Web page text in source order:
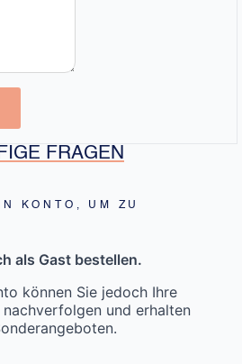
FRAGEN
KONTO, UM ZU
als Gast bestellen.
können Sie jedoch Ihre
und erhalten